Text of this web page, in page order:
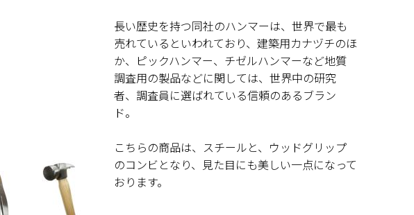
長い歴史を持つ同社のハンマーは、世界で最も
売れているといわれており、建築用カナヅチのほ
か、ピックハンマー、チゼルハンマーなど地質
調査用の製品などに関しては、世界中の研究
者、調査員に選ばれている信頼のあるブラン
ド。
こちらの商品は、スチールと、ウッドグリップ
のコンビとなり、見た目にも美しい一点になって
おります。